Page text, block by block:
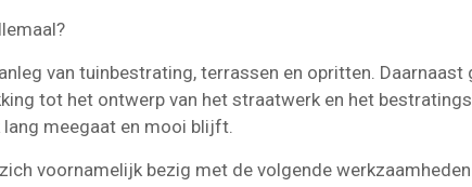
van tuinbestrating, terrassen en opritten. Daarnaast
tot het ontwerp van het straatwerk en het
meegaat en mooi blijft.
voornamelijk bezig met de volgende